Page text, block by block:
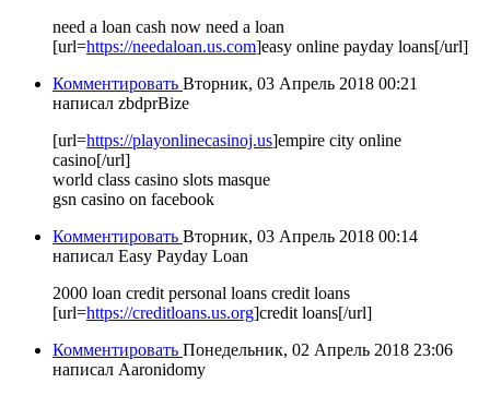
need a loan cash now need a loan
[url=https://needaloan.us.com]easy online payday loans[/url]
Комментировать Вторник, 03 Апрель 2018 00:21
написал zbdprBize
[url=https://playonlinecasinoj.us]empire city online
casino[/url]
world class casino slots masque
gsn casino on facebook
Комментировать Вторник, 03 Апрель 2018 00:14
написал Easy Payday Loan
2000 loan credit personal loans credit loans
[url=https://creditloans.us.org]credit loans[/url]
Комментировать Понедельник, 02 Апрель 2018 23:06
написал Aaronidomy